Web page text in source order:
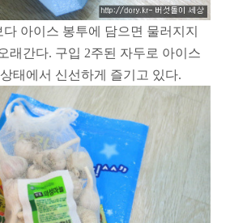
아이스 봉투에 담으면 물러지지
래간다. 구입 2주된 자두로 아이스
태에서 신선하게 즐기고 있다.